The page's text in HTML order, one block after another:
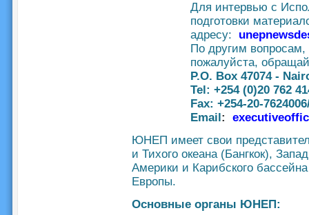
Для интервью с
подготовки
адресу:
По другим
пожалуйста,
P.O. Box 47074 -
Tel: +254 (0)20 762
Fax: +254-20-
Email:
ЮНЕП имеет свои
и Тихого океана (Бангкок),
Америки и Карибского
Европы.
Основные органы ЮНЕП: